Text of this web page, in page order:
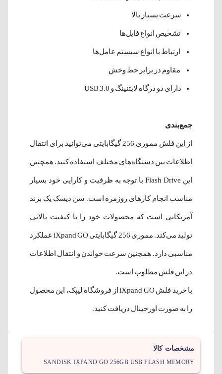
سرعت بسیار بالا
تشخیص انواع فایل‌ها
ارتباط با انواع سیستم‌ عامل‌ها
مقاوم در برابر خط وخش
دارای دو درگاه لایتنینگ و USB 3.0
جمع‌بندی
از این فلش مموری 256 گیگابایتی می‌توانید برای انتقال
اطلاعات بین دستگاه‌های مختلف استفاده کنید. همچنین
این Flash Drive با توجه به ظرفیت و کارایی خود بسیار
مناسب انجام‌ کارهای روزمره است. سن دیسک یک برند
آمریکایی است که محصولات خود را با کیفیت بالایی
تولید می‌کند. مموری 256 گیگابایتی iXpand GO عملکرد
مناسبی دارد. همچنین سرعت خواندن و انتقال اطلاعات
در این فلش مطلوب است.
با خرید فلش iXpand GO از فروشگاه لیپک، این محصول
را به صورت اورجینال دریافت کنید.
مشخصات کالا
SANDISK IXPAND GO 256GB USB FLASH MEMORY